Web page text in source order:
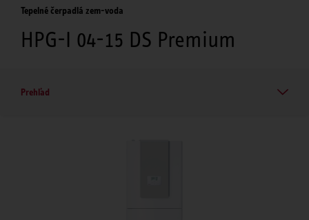
Tepelné čerpadlá zem-voda
HPG-I 04-15 DS Premium
Prehľad